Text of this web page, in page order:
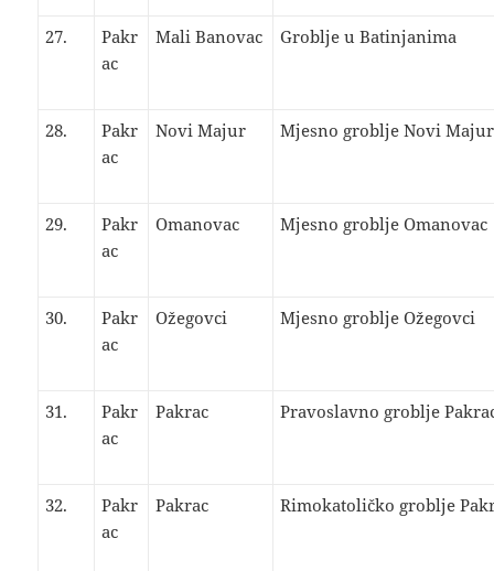
27.
Pakr
ac
Mali Banovac Groblje u Batinjanima
28.
Pakr
ac
Novi Majur Mjesno groblje Novi Majur
29.
Pakr
ac
Omanovac Mjesno groblje Omanovac
30.
Pakr
ac
Ožegovci Mjesno groblje Ožegovci
31.
Pakr
ac
Pakrac Pravoslavno groblje
32.
Pakr
ac
Pakrac Rimokatoličko groblje